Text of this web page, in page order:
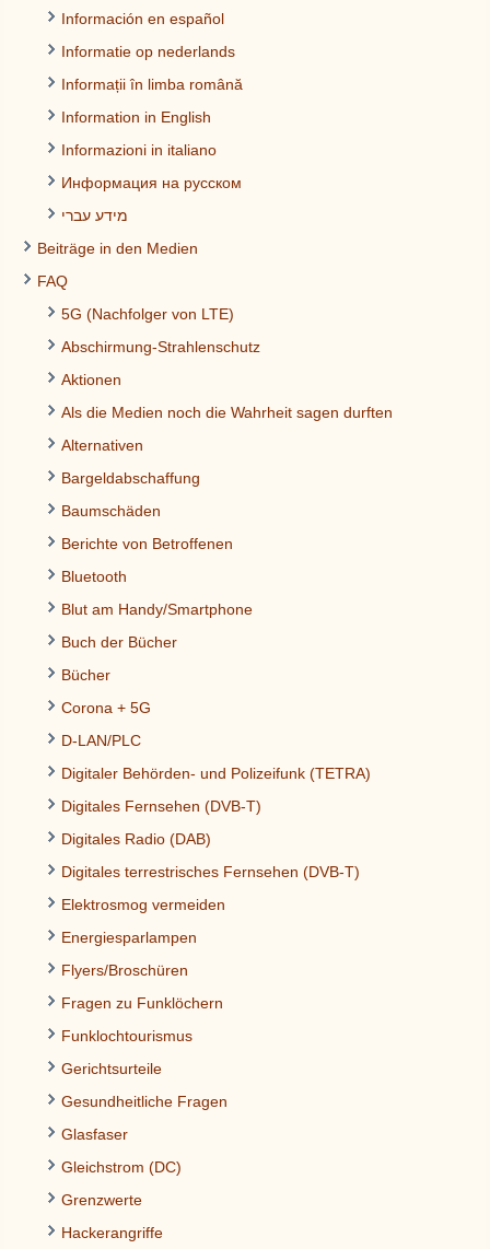
Información en español
Informatie op nederlands
Informații în limba română
Information in English
Informazioni in italiano
Информация на русском
מידע עברי
Beiträge in den Medien
FAQ
5G (Nachfolger von LTE)
Abschirmung-Strahlenschutz
Aktionen
Als die Medien noch die Wahrheit sagen durften
Alternativen
Bargeldabschaffung
Baumschäden
Berichte von Betroffenen
Bluetooth
Blut am Handy/Smartphone
Buch der Bücher
Bücher
Corona + 5G
D-LAN/PLC
Digitaler Behörden- und Polizeifunk (TETRA)
Digitales Fernsehen (DVB-T)
Digitales Radio (DAB)
Digitales terrestrisches Fernsehen (DVB-T)
Elektrosmog vermeiden
Energiesparlampen
Flyers/Broschüren
Fragen zu Funklöchern
Funklochtourismus
Gerichtsurteile
Gesundheitliche Fragen
Glasfaser
Gleichstrom (DC)
Grenzwerte
Hackerangriffe